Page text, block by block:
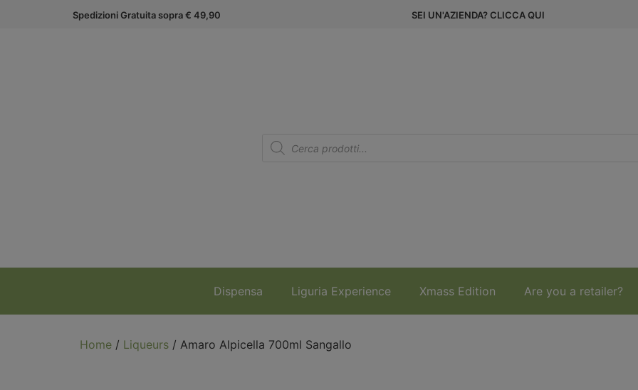
Spedizioni Gratuita sopra € 49,90 SEI UN'AZIENDA? CLICCA QUI
Dispensa Liguria Experience Xmass Edition Are you a retailer?
Home / Liqueurs / Amaro Alpicella 700ml Sangallo